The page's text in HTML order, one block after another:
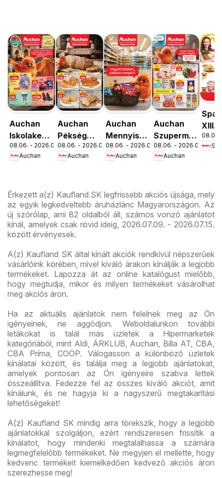
Auchan
Iskolakezdés
ajánlatok
08.06. - 2026.08.19.
Auchan
Auchan
Pékség
ajánlataink
08.06. - 2026.08.12.
Auchan
Auchan
Mennyiségi
kedvezmény
ajánlataink
08.06. - 2026.08.19.
Auchan
Auchan
Szupermarket
akciós
újság
08.06. - 2026.08.12.
Auchan
Spar
XIII.
út
08.06.
Érkezett a(z) Kaufland SK legfrissebb akciós újsága, mely
az egyik legkedveltebb áruházlánc Magyarországon. Az
új szórólap, ami 82 oldalból áll, számos vonzó ajánlatot
kínál, amelyek csak rövid ideig, 2026.07.09. - 2026.07.15.
között érvényesek.
A(z) Kaufland SK által kínált akciók rendkívül népszerűek
vásárlóink körében, mivel kiváló árakon kínálják a legjobb
termékeket. Lapozza át az online katalógust mielőbb,
hogy megtudja, mikor és milyen termékeket vásárolhat
meg akciós áron.
Ha az aktuális ajánlatok nem felelnek meg az Ön
igényeinek, ne aggódjon. Weboldalunkon további
letákokat is talál más üzletek a Hipermarketek
kategóriából, mint Aldi, ÁRKLUB, Auchan, Billa AT, CBA,
CBA Príma, COOP. Válogasson a különböző üzletek
kínálatai között, és találja meg a legjobb ajánlatokat,
amelyek pontosan az Ön igényeire szabva lettek
összeállítva. Fedezze fel az összes kiváló akciót, amit
kínálunk, és ne hagyja ki a nagyszerű megtakarítási
lehetőségeket!
A(z) Kaufland SK mindig arra törekszik, hogy a legjobb
ajánlatokkal szolgáljon, ezért rendszeresen frissítik a
kínálatot, hogy mindenki megtalálhassa a számára
legmegfelelőbb termékeket. Ne megyjen el mellette, hogy
kedvenc termékeit kiemelkedően kedvező akciós áron
szerezhesse meg!